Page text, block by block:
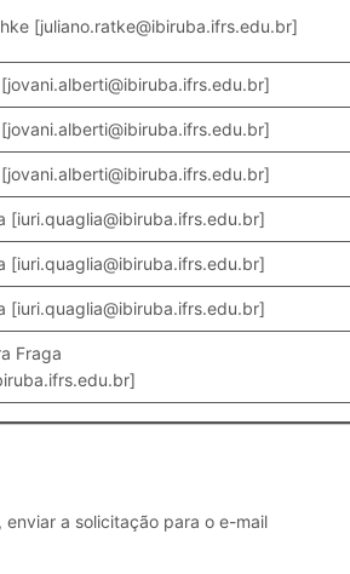
[juliano.ratke@ibiruba.ifrs.edu.br]
[iuri.quaglia@ibiruba.ifrs.edu.br]
[iuri.quaglia@ibiruba.ifrs.edu.br]
[iuri.quaglia@ibiruba.ifrs.edu.br]
Fraga
a solicitação para o e-mail